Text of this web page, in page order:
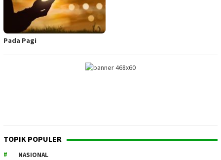
Pada Pagi
TOPIK POPULER
NASIONAL